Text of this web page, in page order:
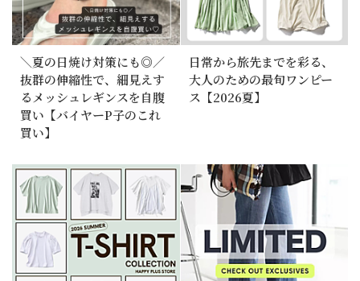
＼夏の日焼け対策にも◎／
抜群の伸縮性で、細見えす
るメッシュレギンスを自腹
買い【バイヤーP子のこれ
買い】
日常から旅先までを彩る、
大人のための最旬ワンピー
ス【2026夏】